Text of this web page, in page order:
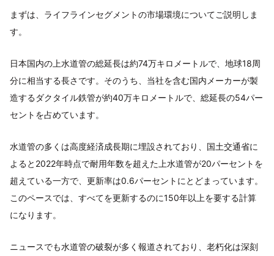
まずは、ライフラインセグメントの市場環境についてご説明しま
す。
日本国内の上水道管の総延長は約74万キロメートルで、地球18周
分に相当する長さです。そのうち、当社を含む国内メーカーが製
造するダクタイル鉄管が約40万キロメートルで、総延長の54パー
セントを占めています。
水道管の多くは高度経済成長期に埋設されており、国土交通省に
よると2022年時点で耐用年数を超えた上水道管が20パーセントを
超えている一方で、更新率は0.6パーセントにとどまっています。
このペースでは、すべてを更新するのに150年以上を要する計算
になります。
ニュースでも水道管の破裂が多く報道されており、老朽化は深刻